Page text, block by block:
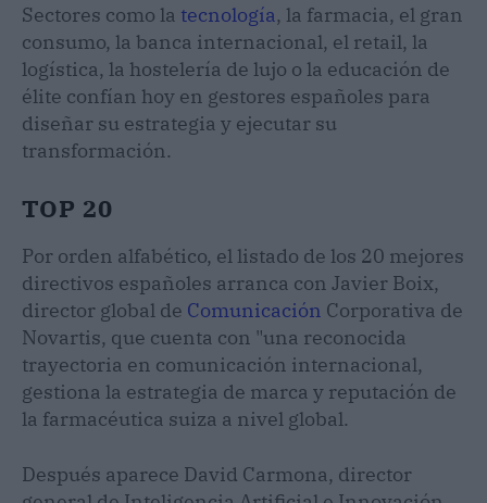
Sectores como la tecnología, la farmacia, el gran
consumo, la banca internacional, el retail, la
logística, la hostelería de lujo o la educación de
élite confían hoy en gestores españoles para
diseñar su estrategia y ejecutar su
transformación.
TOP 20
Por orden alfabético, el listado de los 20 mejores
directivos españoles arranca con Javier Boix,
director global de Comunicación Corporativa de
Novartis, que cuenta con "una reconocida
trayectoria en comunicación internacional,
gestiona la estrategia de marca y reputación de
la farmacéutica suiza a nivel global.
Después aparece David Carmona, director